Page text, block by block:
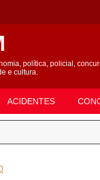
política, policial,
e cultura.
ACIDENTES